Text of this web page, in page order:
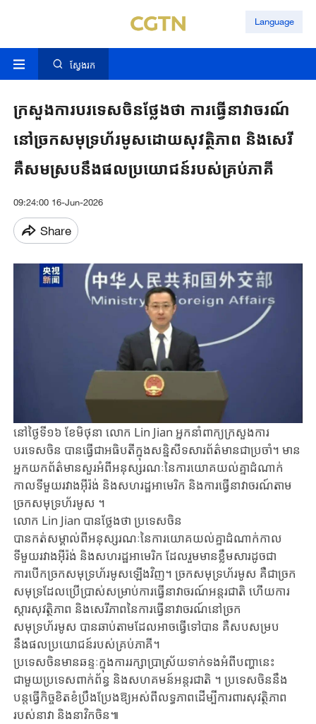
Language
ស្វែងរក
ក្រសួងការបរទេសចិនថ្លែងថា ការធ្វើនាវាចរណ៍
នៅច្រកសមុទ្រហ័រមូសដោយសុវត្ថិភាព និងសេរី
គឺសមស្របនឹងផលប្រយោជន៍របស់គ្រប់ភាគី
09:24:00 16-Jun-2026
Share
នៅថ្ងៃទី១៦ ខែមិថុនា លោក Lin Jian អ្នកនាំពាក្យក្រសួងការ
បរទេសចិន បានធ្វើជាអធិបតីក្នុងសន្និសីទសារព័ត៌មានជាប្រចាំ។ មាន
អ្នកយកព័ត៌មានសួរអំពីអនុស្សរណៈនៃការយោគយល់គ្នាដំណាក់
កាលទីមួយរវាងអ៊ីរ៉ង់ និងសហរដ្ឋអាមេរិក និងការធ្វើនាវាចរណ៍តាម
ច្រកសមុទ្រហ័រមូស ។
លោក Lin Jian បានថ្លែងថា ប្រទេសចិន
បានកត់សម្គាល់ពីអនុស្សរណៈនៃការយោគយល់គ្នាដំណាក់កាល
ទីមួយរវាងអ៊ីរ៉ង់ និងសហរដ្ឋអាមេរិក ដែលរួមមានខ្លឹមសារដូចជា
ការបើកច្រកសមុទ្រហ័រមូសឡើងវិញ។ ច្រកសមុទ្រហ័រមូស គឺជាច្រក
សមុទ្រដែលប្រើប្រាស់សម្រាប់ការធ្វើនាវាចរណ៍អន្តរជាតិ ហើយការ
ស្តារសុវត្ថិភាព និងសេរីភាពនៃការធ្វើនាវាចរណ៍នៅច្រក
សមុទ្រហ័រមូស បានឆាប់តាមដែលអាចធ្វើទៅបាន គឺសបសម្រប
នឹងផលប្រយោជន៍របស់គ្រប់ភាគី។
ប្រទេសចិនមានឆន្ទៈក្នុងការរក្សាប្រាស្រ័យទាក់ទងអំពីបញ្ហានេះ
ជាមួយប្រទេសពាក់ព័ន្ធ និងសហគមន៍អន្តរជាតិ ។ ប្រទេសចិននឹង
បន្តធ្វើកិច្ចខិតខំប្រឹងប្រែងឱ្យអស់ពីលទ្ធភាពដើម្បីការពារសុវត្ថិភាព
របស់នាវា និងនាវិកចិន៕